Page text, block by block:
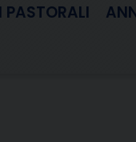
PASTORALI